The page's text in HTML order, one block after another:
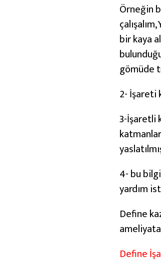
Örneğin
bir kaya
gömüde
2- İşareti
3-İşaretli
4- bu
yardım
Define
Define